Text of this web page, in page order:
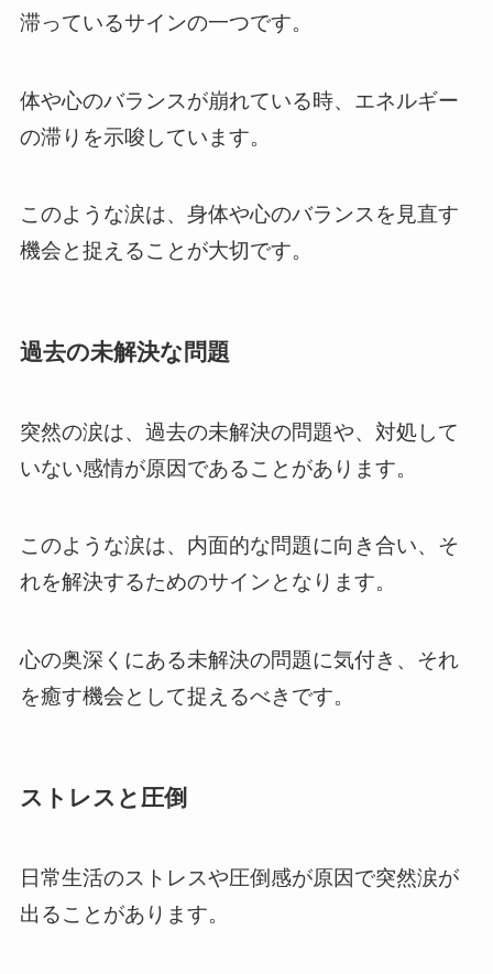
滞っているサインの一つです。
体や心のバランスが崩れている時、エネルギー
の滞りを示唆しています。
このような涙は、身体や心のバランスを見直す
機会と捉えることが大切です。
過去の未解決な問題
突然の涙は、過去の未解決の問題や、対処して
いない感情が原因であることがあります。
このような涙は、内面的な問題に向き合い、そ
れを解決するためのサインとなります。
心の奥深くにある未解決の問題に気付き、それ
を癒す機会として捉えるべきです。
ストレスと圧倒
日常生活のストレスや圧倒感が原因で突然涙が
出ることがあります。